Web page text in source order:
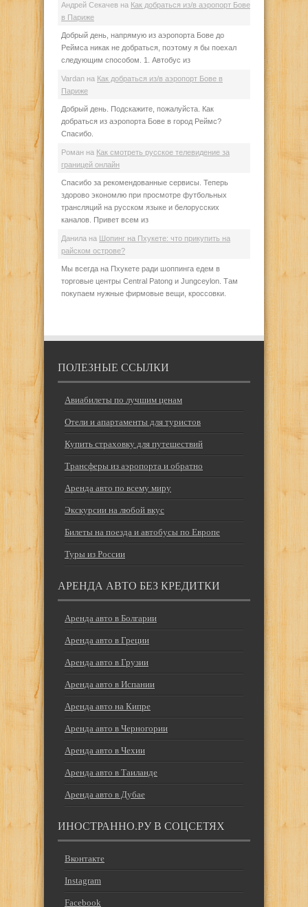
Андрей Секачев на Как добраться из/в аэропорт Бове
в Париже
Добрый день, напрямую из аэропорта Бове до
Реймса никак не добраться, поэтому я бы поехал
следующим способом. 1. Автобус из
Vardan на Как добраться из/в аэропорт Бове в
Париже
Добрый день. Подскажите, пожалуйста. Как
добраться из аэропорта Бове в город Реймс?
Спасибо.
Роман на Как смотреть русское телевидение за
границей онлайн
Спасибо за рекомендованные сервисы. Теперь
здорово экономлю при просмотре футбольных
трансляций на русском языке и белорусских
каналов. Привет всем из
Данила на Шопинг на Пхукете: что прикупить на
райском острове?
Мы всегда на Пхукете ради шоппинга едем в
торговые центры Central Patong и Jungceylon. Там
покупаем нужные фирмовые вещи, кроссовки.
ПОЛЕЗНЫЕ ССЫЛКИ
Авиабилеты по лучшим ценам
Отели и апартаменты для туристов
Купить страховку для путешествий
Трансферы из аэропорта и обратно
Аренда авто по всему миру
Экскурсии на любой вкус
Билеты на поезда и автобусы по Европе
Туры из России
АРЕНДА АВТО БЕЗ КРЕДИТКИ
Аренда авто в Болгарии
Аренда авто в Греции
Аренда авто в Грузии
Аренда авто в Испании
Аренда авто на Кипре
Аренда авто в Черногории
Аренда авто в Чехии
Аренда авто в Таиланде
Аренда авто в Дубае
ИНОСТРАННО.РУ В СОЦСЕТЯХ
Вконтакте
Instagram
Facebook